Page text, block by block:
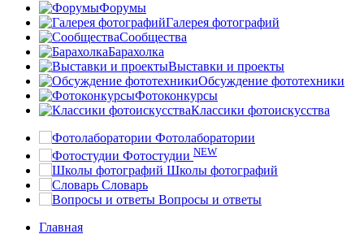
Форумы
Галерея фотографий
Сообщества
Барахолка
Выставки и проекты
Обсуждение фототехники
Фотоконкурсы
Классики фотоискусства
Фотолаборатории
Фотостудии NEW
Школы фотографий
Словарь
Вопросы и ответы
Главная